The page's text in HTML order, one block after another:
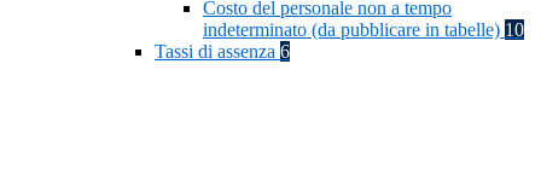
Costo del personale non a tempo
indeterminato (da pubblicare in tabelle) 10
Tassi di assenza 6